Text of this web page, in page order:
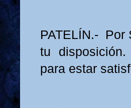
PATELÍN.- Por
tu
para estar